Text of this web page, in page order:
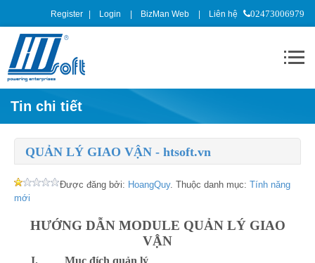
Register Login BizMan Web Liên hệ 02473006979
Tin chi tiết
QUẢN LÝ GIAO VẬN - htsoft.vn
Được đăng bởi: HoangQuy. Thuộc danh mục: Tính năng
mới
HƯỚNG DẪN MODULE QUẢN LÝ GIAO
VẬN
I.
Mục đích quản lý